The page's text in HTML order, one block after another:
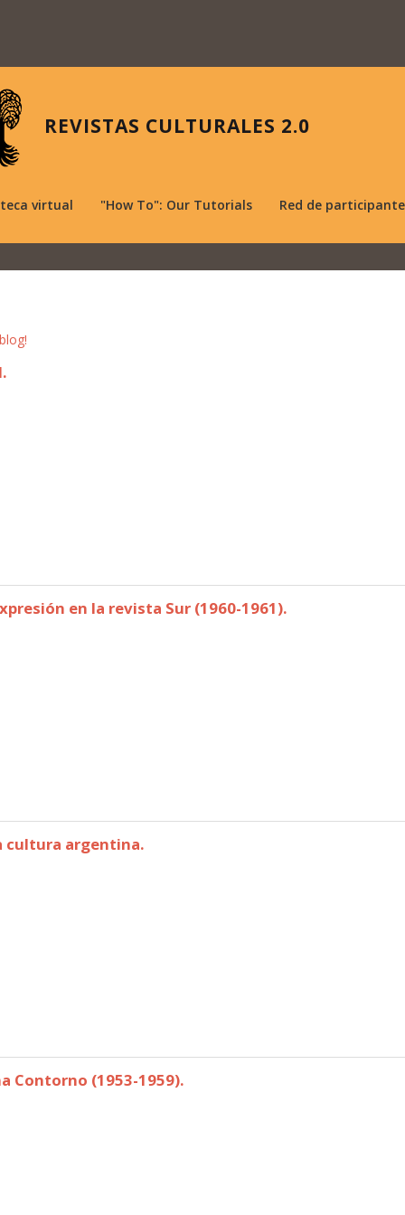
REVISTAS CULTURALES 2.0
virtual "How To": Our Tutorials Red de
en la revista Sur (1960-1961).
expresión en la revista Sur (1960-1961).
cultura argentina.
la cultura argentina.
Contorno (1953-1959).